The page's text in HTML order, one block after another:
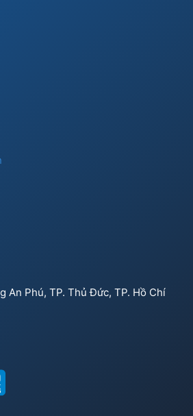
An Phú, TP. Thủ Đức, TP. Hồ Chí